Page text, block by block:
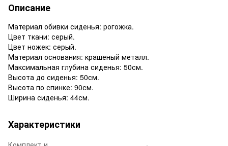
Описание
Материал обивки сиденья: рогожка.
Цвет ткани: серый.
Цвет ножек: серый.
Материал основания: крашеный металл.
Максимальная глубина сиденья: 50см.
Высота до сиденья: 50см.
Высота по спинке: 90см.
Ширина сиденья: 44см.
Характеристики